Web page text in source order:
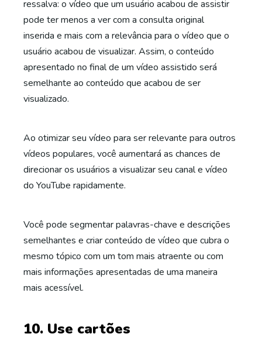
ressalva: o vídeo que um usuário acabou de assistir
pode ter menos a ver com a consulta original
inserida e mais com a relevância para o vídeo que o
usuário acabou de visualizar. Assim, o conteúdo
apresentado no final de um vídeo assistido será
semelhante ao conteúdo que acabou de ser
visualizado.
Ao otimizar seu vídeo para ser relevante para outros
vídeos populares, você aumentará as chances de
direcionar os usuários a visualizar seu canal e vídeo
do YouTube rapidamente.
Você pode segmentar palavras-chave e descrições
semelhantes e criar conteúdo de vídeo que cubra o
mesmo tópico com um tom mais atraente ou com
mais informações apresentadas de uma maneira
mais acessível.
10. Use cartões